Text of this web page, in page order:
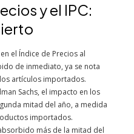
y el IPC:
el Índice de Precios al
de inmediato, ya se nota
artículos importados.
Sachs, el impacto en los
mitad del año, a medida
importados.
más de la mitad del